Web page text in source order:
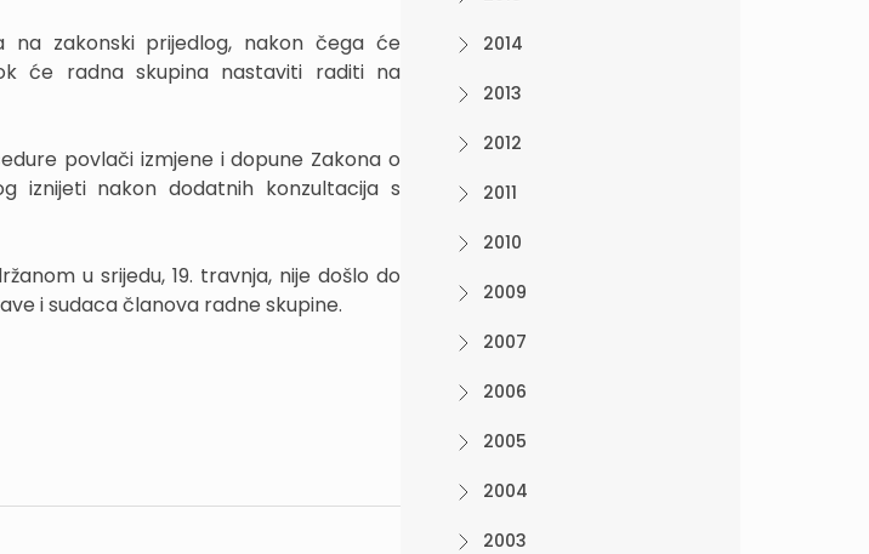
zakonski prijedlog, nakon čega će
će radna skupina nastaviti raditi na
povlači izmjene i dopune Zakona o
iznijeti nakon dodatnih konzultacija s
u srijedu, 19. travnja, nije došlo do
i sudaca članova radne skupine.
2014
2013
2012
2011
2010
2009
2007
2006
2005
2004
2003